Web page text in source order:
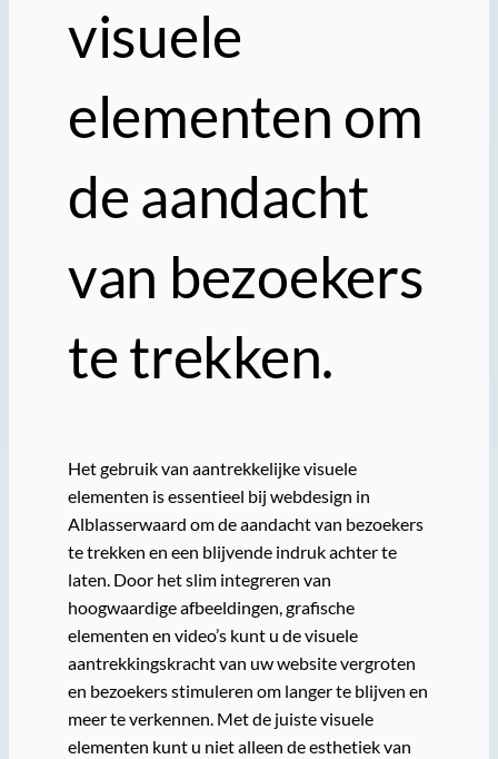
visuele
elementen om
de aandacht
van bezoekers
te trekken.
Het gebruik van aantrekkelijke visuele
elementen is essentieel bij webdesign in
Alblasserwaard om de aandacht van bezoekers
te trekken en een blijvende indruk achter te
laten. Door het slim integreren van
hoogwaardige afbeeldingen, grafische
elementen en video’s kunt u de visuele
aantrekkingskracht van uw website vergroten
en bezoekers stimuleren om langer te blijven en
meer te verkennen. Met de juiste visuele
elementen kunt u niet alleen de esthetiek van